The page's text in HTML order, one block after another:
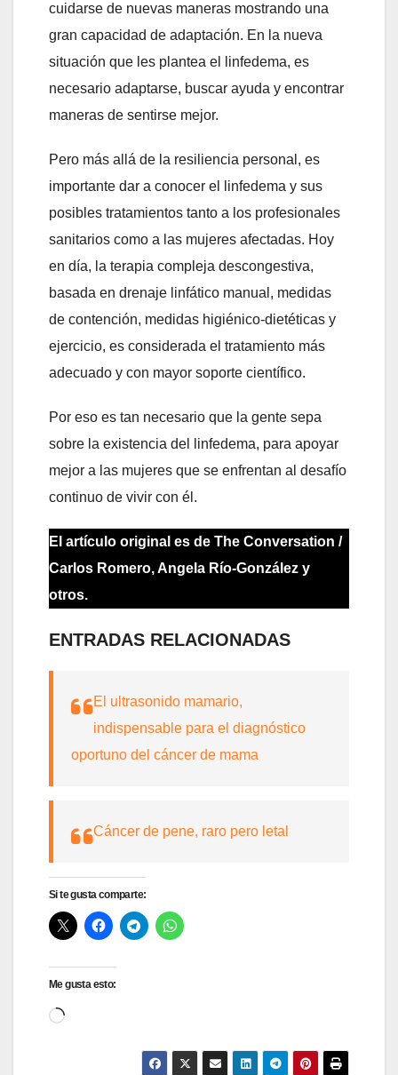
cuidarse de nuevas maneras mostrando una
gran capacidad de adaptación. En la nueva
situación que les plantea el linfedema, es
necesario adaptarse, buscar ayuda y encontrar
maneras de sentirse mejor.
Pero más allá de la resiliencia personal, es
importante dar a conocer el linfedema y sus
posibles tratamientos tanto a los profesionales
sanitarios como a las mujeres afectadas. Hoy
en día, la terapia compleja descongestiva,
basada en drenaje linfático manual, medidas
de contención, medidas higiénico-dietéticas y
ejercicio, es considerada el tratamiento más
adecuado y con mayor soporte científico.
Por eso es tan necesario que la gente sepa
sobre la existencia del linfedema, para apoyar
mejor a las mujeres que se enfrentan al desafío
continuo de vivir con él.
El artículo original es de The Conversation /
Carlos Romero, Angela Río-González y
otros.
ENTRADAS RELACIONADAS
El ultrasonido mamario,
indispensable para el diagnóstico
oportuno del cáncer de mama
Cáncer de pene, raro pero letal
Si te gusta comparte:
Me gusta esto:
Cargando...